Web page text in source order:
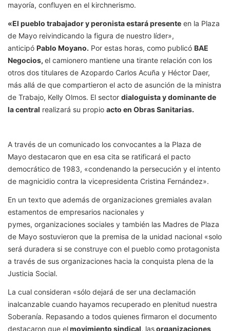
mayoría, confluyen en el kirchnerismo.
«El pueblo trabajador y peronista estará presente en la Plaza
de Mayo reivindicando la figura de nuestro líder»,
anticipó Pablo Moyano. Por estas horas, como publicó BAE
Negocios, el camionero mantiene una tirante relación con los
otros dos titulares de Azopardo Carlos Acuña y Héctor Daer,
más allá de que compartieron el acto de asunción de la ministra
de Trabajo, Kelly Olmos. El sector dialoguista y dominante de
la central realizará su propio acto en Obras Sanitarias.
A través de un comunicado los convocantes a la Plaza de
Mayo destacaron que en esa cita se ratificará el pacto
democrático de 1983, «condenando la persecución y el intento
de magnicidio contra la vicepresidenta Cristina Fernández».
En un texto que además de organizaciones gremiales avalan
estamentos de empresarios nacionales y
pymes, organizaciones sociales y también las Madres de Plaza
de Mayo sostuvieron que la premisa de la unidad nacional «solo
será duradera si se construye con el pueblo como protagonista
a través de sus organizaciones hacia la conquista plena de la
Justicia Social.
La cual consideran «sólo dejará de ser una declamación
inalcanzable cuando hayamos recuperado en plenitud nuestra
Soberanía. Repasando a todos quienes firmaron el documento
destacaron que elmovimiento sindical, lasorganizaciones